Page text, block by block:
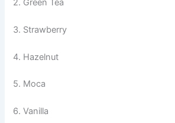
2. Green Tea
3. Strawberry
4. Hazelnut
5. Moca
6. Vanilla